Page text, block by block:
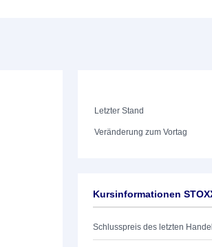
Letzter Stand
Veränderung zum Vortag
Kursinformationen
Schlusspreis des letzten